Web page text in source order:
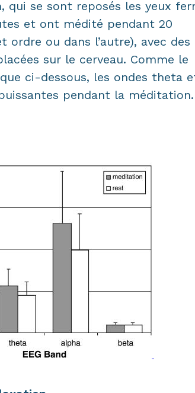
qui se sont reposés les yeux
et ont médité pendant 20
ordre ou dans l’autre), avec des
sur le cerveau. Comme le
ci-dessous, les ondes theta
pendant la